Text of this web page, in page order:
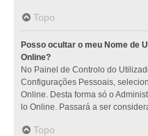
Topo
Posso ocultar o meu Nome de
Online?
No Painel de Controlo do
Configurações Pessoais,
Online. Desta forma só o
lo Online. Passará a ser
Topo